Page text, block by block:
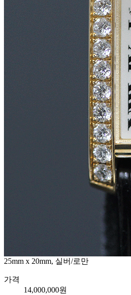
25mm x 20mm, 실버/로만
가격
14,000,000원